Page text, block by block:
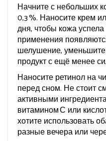
Начните с небольших
0,3 %. Наносите крем
дня, чтобы кожа
применения
шелушение,
продукт с ещё менее
Наносите ретинол на
перед сном. Не стоит
активными
витамином С или
хотите использовать
разные вечера или